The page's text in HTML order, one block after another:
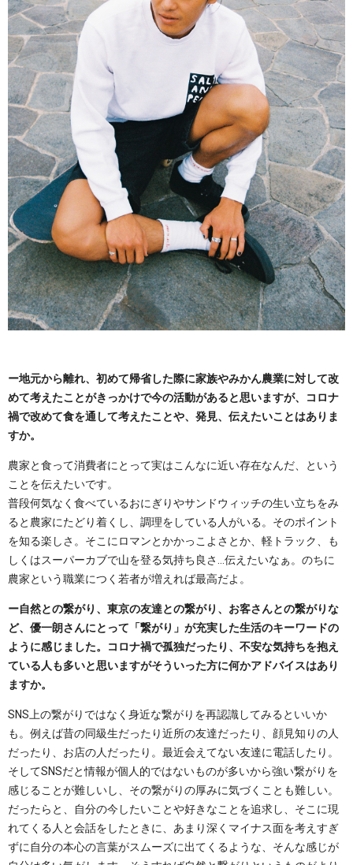
ー地元から離れ、初めて帰省した際に家族やみかん農業に対して改
めて考えたことがきっかけで今の活動があると思いますが、コロナ
禍で改めて食を通して考えたことや、発見、伝えたいことはありま
すか。
農家と食って消費者にとって実はこんなに近い存在なんだ、という
ことを伝えたいです。
普段何気なく食べているおにぎりやサンドウィッチの生い立ちをみ
ると農家にたどり着くし、調理をしている人がいる。そのポイント
を知る楽しさ。そこにロマンとかかっこよさとか、軽トラック、も
しくはスーパーカブで山を登る気持ち良さ…伝えたいなぁ。のちに
農家という職業につく若者が増えれば最高だよ。
ー自然との繋がり、東京の友達との繋がり、お客さんとの繋がりな
ど、優一朗さんにとって「繋がり」が充実した生活のキーワードの
ように感じました。コロナ禍で孤独だったり、不安な気持ちを抱え
ている人も多いと思いますがそういった方に何かアドバイスはあり
ますか。
SNS上の繋がりではなく身近な繋がりを再認識してみるといいか
も。例えば昔の同級生だったり近所の友達だったり、顔見知りの人
だったり、お店の人だったり。最近会えてない友達に電話したり。
そしてSNSだと情報が個人的ではないものが多いから強い繋がりを
感じることが難しいし、その繋がりの厚みに気づくことも難しい。
だったらと、自分の今したいことや好きなことを追求し、そこに現
れてくる人と会話をしたときに、あまり深くマイナス面を考えすぎ
ずに自分の本心の言葉がスムーズに出てくるような、そんな感じが